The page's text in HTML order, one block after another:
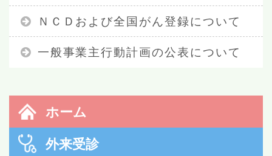
ホーム
外来受診
ＮＣＤおよび全国がん登録について
一般事業主行動計画の公表について